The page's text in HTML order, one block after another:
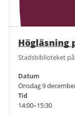
Högläsning
Stadsbiblioteket
Datum
Onsdag 9
Tid
14:00–15:30